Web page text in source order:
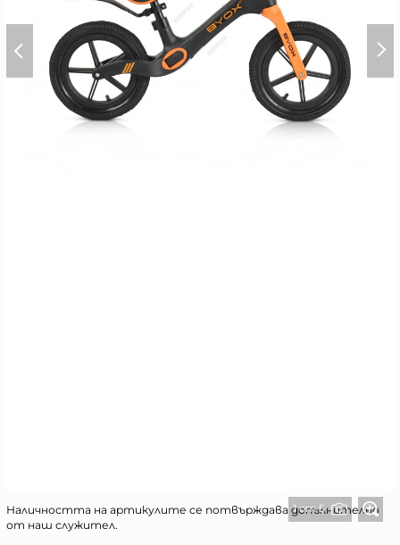
1 от 5
Наличността на артикулите се потвърждава допълнително
от наш служител.